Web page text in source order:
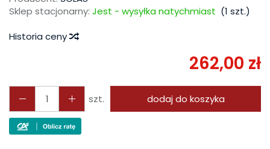
Sklep stacjonarny: Jest - wysyłka natychmiast (1 szt.)
Historia ceny
262,00 zł
szt. dodaj do koszyka